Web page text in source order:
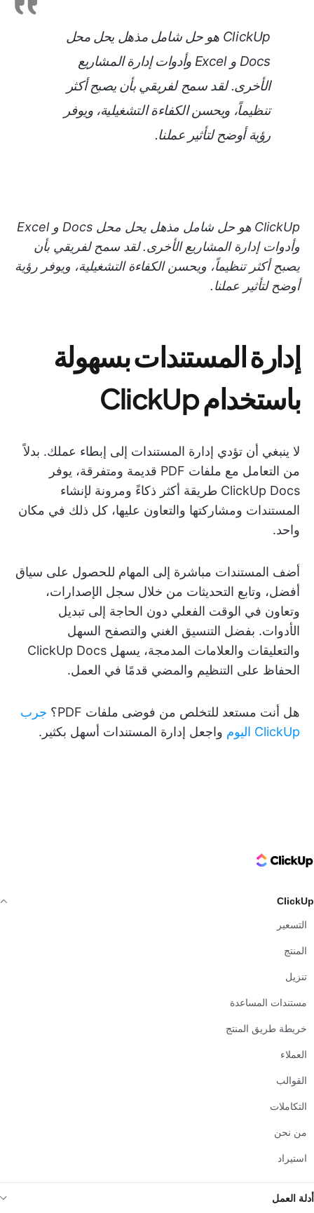
ClickUp هو حل شامل مذهل يحل محل
Docs و Excel وأدوات إدارة المشاريع
الأخرى. لقد سمح لفريقي بأن يصبح أكثر
تنظيماً، ويحسن الكفاءة التشغيلية، ويوفر
رؤية أوضح لتأثير عملنا.
ClickUp هو حل شامل مذهل يحل محل Docs و Excel
وأدوات إدارة المشاريع الأخرى. لقد سمح لفريقي بأن
يصبح أكثر تنظيماً، ويحسن الكفاءة التشغيلية، ويوفر رؤية
أوضح لتأثير عملنا.
إدارة المستندات بسهولة
باستخدام ClickUp
لا ينبغي أن تؤدي إدارة المستندات إلى إبطاء عملك. بدلاً
من التعامل مع ملفات PDF قديمة ومتفرقة، يوفر
ClickUp Docs طريقة أكثر ذكاءً ومرونة لإنشاء
المستندات ومشاركتها والتعاون عليها، كل ذلك في مكان
واحد.
أضف المستندات مباشرة إلى المهام للحصول على سياق
أفضل، وتابع التحديثات من خلال سجل الإصدارات،
وتعاون في الوقت الفعلي دون الحاجة إلى تبديل
الأدوات. بفضل التنسيق الغني والتصفح السهل
والتعليقات والعلامات المدمجة، يسهل ClickUp Docs
الحفاظ على التنظيم والمضي قدمًا في العمل.
هل أنت مستعد للتخلص من فوضى ملفات PDF؟
جرب
ClickUp اليوم
واجعل إدارة المستندات أسهل بكثير.
ClickUp Logo
ClickUp
التسعير
المنتج
تنزيل
مستندات المساعدة
خريطة طريق المنتج
العملاء
القوالب
التكاملات
من نحن
استيراد
أدلة العمل